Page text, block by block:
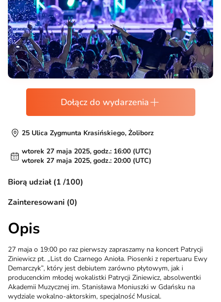
Dołącz do wydarzenia
25 Ulica Zygmunta Krasińskiego, Żoliborz
wtorek 27 maja 2025, godz.: 16:00 (UTC)
wtorek 27 maja 2025, godz.: 20:00 (UTC)
Biorą udział (1 /100)
Zainteresowani (0)
Opis
27 maja o 19:00 po raz pierwszy zapraszamy na koncert Patrycji
Ziniewicz pt. „List do Czarnego Anioła. Piosenki z repertuaru Ewy
Demarczyk”, który jest debiutem zarówno płytowym, jak i
producenckim młodej wokalistki Patrycji Ziniewicz, absolwentki
Akademii Muzycznej im. Stanisława Moniuszki w Gdańsku na
wydziale wokalno-aktorskim, specjalność Musical.